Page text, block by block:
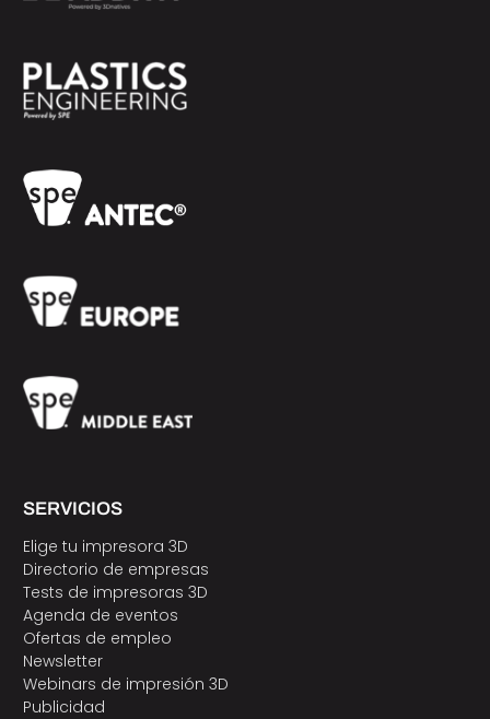
SERVICIOS
Elige tu impresora 3D
Directorio de empresas
Tests de impresoras 3D
Agenda de eventos
Ofertas de empleo
Newsletter
Webinars de impresión 3D
Publicidad